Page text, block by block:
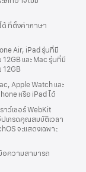
ด้ที่ตั้งค่าภาษา
Air, iPad รุ่นที่มี
12GB และ Mac รุ่นที่มี
12GB
Apple Watch และ
หรือ iPad ได้
าว์เซอร์WebKit
เกรดคุณสมบัติเวลา
จะแสดงเฉพาะ
อความสามารถ